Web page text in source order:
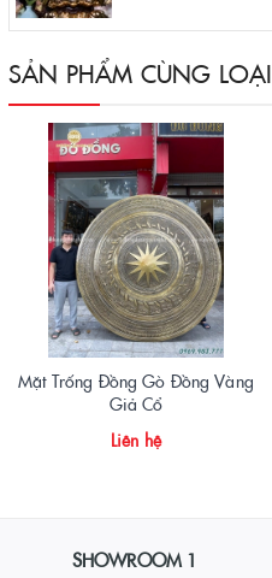
SẢN PHẨM CÙNG LOẠI
Mặt Trống Đồng Gò Đồng Vàng
Giả Cổ
Liên hệ
SHOWROOM 1